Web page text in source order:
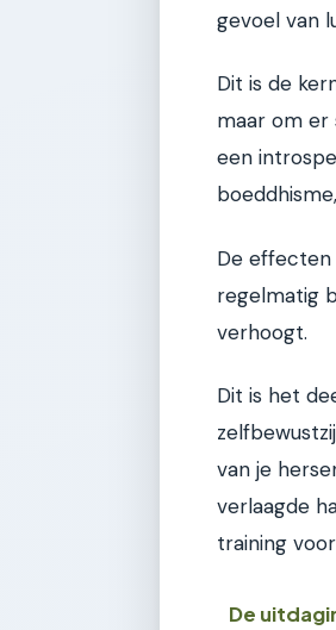
gevoel van
Dit is de
maar om er
een
De effecten
regelmatig
verhoogt.
Dit is het
van je
verlaagde
training
De